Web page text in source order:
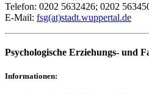
Telefon: 0202 5632426; 0202
E-Mail: fsg(at)stadt.wuppertal.de
Psychologische Erziehungs- und
Informationen: